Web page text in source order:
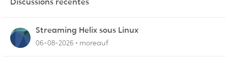
Streaming Helix sous Linux
06-08-2026 moreauf